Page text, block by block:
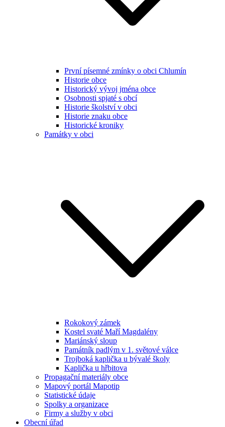
První písemné zmínky o obci Chlumín
Historie obce
Historický vývoj jména obce
Osobnosti spjaté s obcí
Historie školství v obci
Historie znaku obce
Historické kroniky
Památky v obci
Rokokový zámek
Kostel svaté Maří Magdalény
Mariánský sloup
Památník padlým v 1. světové válce
Trojboká kaplička u bývalé školy
Kaplička u hřbitova
Propagační materiály obce
Mapový portál Mapotip
Statistické údaje
Spolky a organizace
Firmy a služby v obci
Obecní úřad